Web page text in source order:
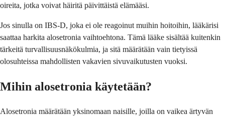
oireita, jotka voivat häiritä päivittäistä elämääsi.
Jos sinulla on IBS-D, joka ei ole reagoinut muihin hoitoihin, lääkärisi
saattaa harkita alosetronia vaihtoehtona. Tämä lääke sisältää kuitenkin
tärkeitä turvallisuusnäkökulmia, ja sitä määrätään vain tietyissä
olosuhteissa mahdollisten vakavien sivuvaikutusten vuoksi.
Mihin alosetronia käytetään?
Alosetronia määrätään yksinomaan naisille, joilla on vaikea ärtyvän